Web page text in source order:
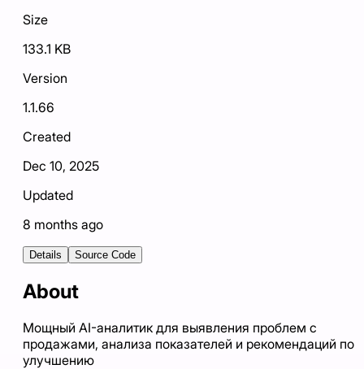
Size
133.1 KB
Version
1.1.66
Created
Dec 10, 2025
Updated
8 months ago
Details Source Code
About
Мощный AI-аналитик для выявления проблем с
продажами, анализа показателей и рекомендаций по
улучшению